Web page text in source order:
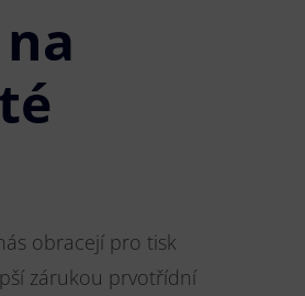
obracejí pro tisk
zárukou prvotřídní